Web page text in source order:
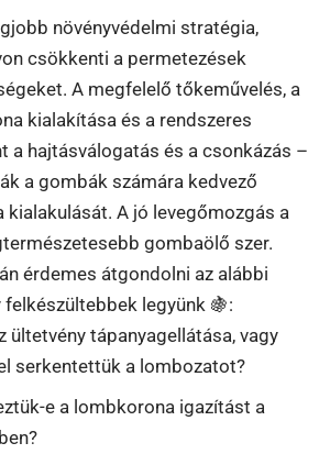
növényvédelmi stratégia,
csökkenti a permetezések
A megfelelő tőkeművelés, a
kialakítása és a rendszeres
a hajtásválogatás és a csonkázás –
a gombák számára kedvező
kialakulását. A jó levegőmozgás a
gombaölő szer.
érdemes átgondolni az alábbi
felkészültebbek legyünk 🍇:
ültetvény tápanyagellátása, vagy
serkentettük a lombozatot?
e a lombkorona igazítást a